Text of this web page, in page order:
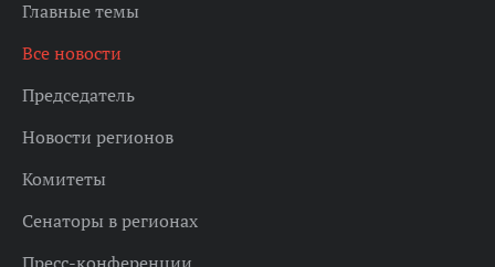
Главные темы
Все новости
Председатель
Новости регионов
Комитеты
Сенаторы в регионах